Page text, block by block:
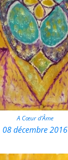
A Cœur d’Âme
08 décembre 2016